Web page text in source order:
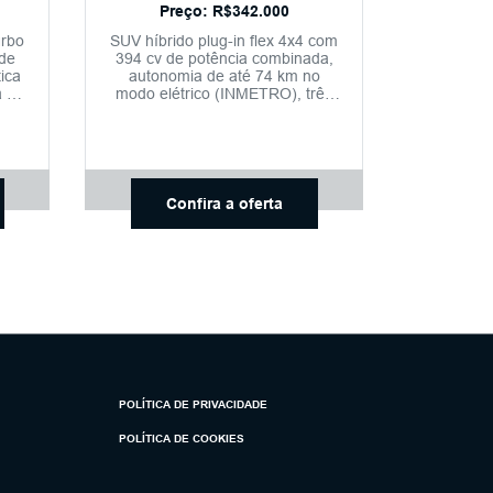
Preço: R$342.000
SUV híbrido plug-in flex 4x4 com
394 cv de potência combinada,
autonomia de até 74 km no
modo elétrico (INMETRO), três
GWM e condução
semiautônoma nível 2+.
Confira a oferta
POLÍTICA DE PRIVACIDADE
POLÍTICA DE COOKIES